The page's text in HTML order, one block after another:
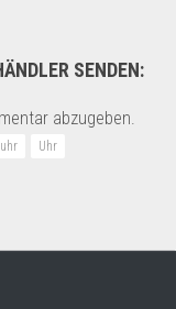
SENDEN:
abzugeben.
Uhr